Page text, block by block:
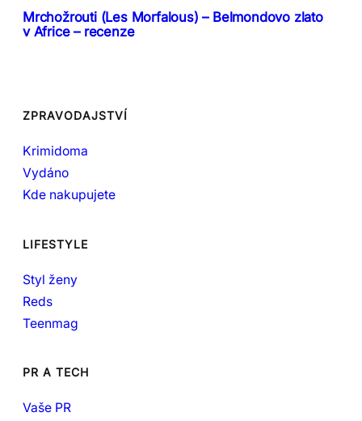
Mrchožrouti (Les Morfalous) – Belmondovo zlato
v Africe – recenze
ZPRAVODAJSTVÍ
Krimidoma
Vydáno
Kde nakupujete
LIFESTYLE
Styl ženy
Reds
Teenmag
PR A TECH
Vaše PR